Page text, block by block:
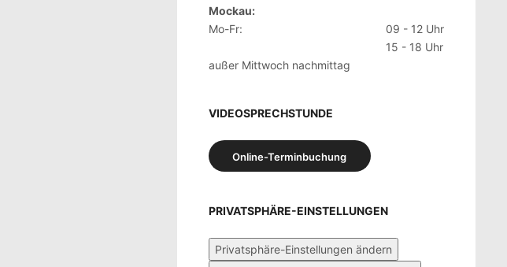
Mockau:
Mo-Fr:
09 - 12 Uhr
15 - 18 Uhr
außer Mittwoch nachmittag
VIDEOSPRECHSTUNDE
Online-Terminbuchung
PRIVATSPHÄRE-EINSTELLUNGEN
Privatsphäre-Einstellungen ändern